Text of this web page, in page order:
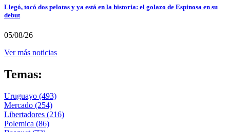
Llegó, tocó dos pelotas y ya está en la historia: el golazo de Espinosa en su
debut
05/08/26
Ver más noticias
Temas:
Uruguayo (493)
Mercado (254)
Libertadores (216)
Polemica (86)